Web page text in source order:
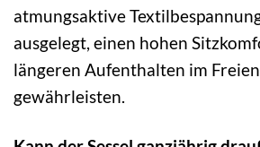
atmungsaktive
ausgelegt, einen hohen
längeren Aufenthalten im
gewährleisten.